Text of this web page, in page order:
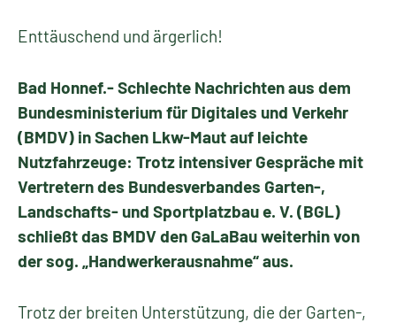
Enttäuschend und ärgerlich!
Bad Honnef.- Schlechte Nachrichten aus dem
Bundesministerium für Digitales und Verkehr
(BMDV) in Sachen Lkw-Maut auf leichte
Nutzfahrzeuge: Trotz intensiver Gespräche mit
Vertretern des Bundesverbandes Garten-,
Landschafts- und Sportplatzbau e. V. (BGL)
schließt das BMDV den GaLaBau weiterhin von
der sog. „Handwerkerausnahme“ aus.
Trotz der breiten Unterstützung, die der Garten-,